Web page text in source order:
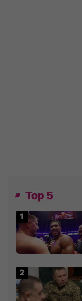
Top 5